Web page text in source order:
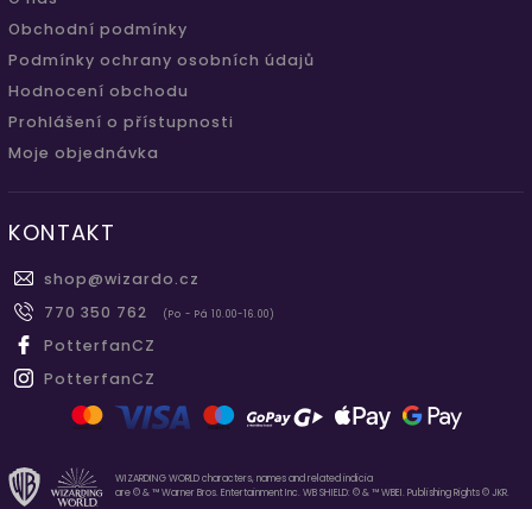
Obchodní podmínky
Podmínky ochrany osobních údajů
Hodnocení obchodu
Prohlášení o přístupnosti
Moje objednávka
KONTAKT
shop@wizardo.cz
770 350 762
(Po - Pá 10.00-16.00)
PotterfanCZ
PotterfanCZ
WIZARDING WORLD characters, names and related indicia
are © & ™ Warner Bros. Entertainment Inc. WB SHIELD: © & ™ WBEI. Publishing Rights © JKR.